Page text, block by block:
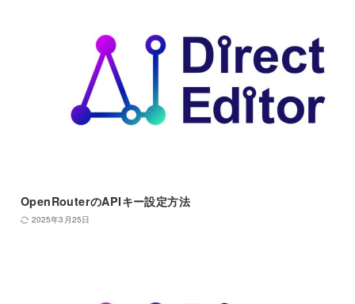
OpenRouterのAPIキー設定方法
2025年3月25日